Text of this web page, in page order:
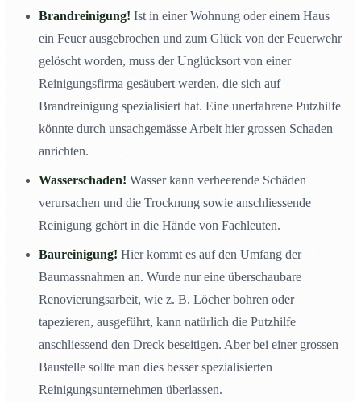
Brandreinigung! Ist in einer Wohnung oder einem Haus
ein Feuer ausgebrochen und zum Glück von der Feuerwehr
gelöscht worden, muss der Unglücksort von einer
Reinigungsfirma gesäubert werden, die sich auf
Brandreinigung spezialisiert hat. Eine unerfahrene Putzhilfe
könnte durch unsachgemässe Arbeit hier grossen Schaden
anrichten.
Wasserschaden! Wasser kann verheerende Schäden
verursachen und die Trocknung sowie anschliessende
Reinigung gehört in die Hände von Fachleuten.
Baureinigung! Hier kommt es auf den Umfang der
Baumassnahmen an. Wurde nur eine überschaubare
Renovierungsarbeit, wie z. B. Löcher bohren oder
tapezieren, ausgeführt, kann natürlich die Putzhilfe
anschliessend den Dreck beseitigen. Aber bei einer grossen
Baustelle sollte man dies besser spezialisierten
Reinigungsunternehmen überlassen.